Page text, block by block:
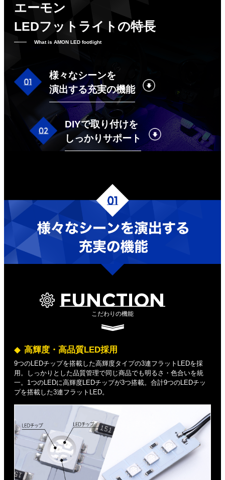
エーモン
LEDフットライトの特長
What is AMON LED footlight
様々なシーンを
演出する充実の機能
DIYで取り付けを
しっかりサポート
FUNCTION
こだわりの機能
高輝度・高品質LED採用
9つのLEDチップを搭載した高輝度タイプの3連フラットLEDを採
用。しっかりとした品質管理で同じ商品でも明るさ・色合いを統
一。1つのLEDに高輝度LEDチップが3つ搭載。合計9つのLEDチッ
プを搭載した3連フラットLED。